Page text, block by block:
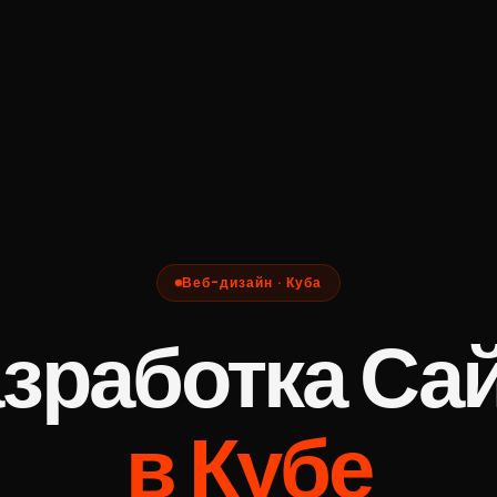
Веб-дизайн · Куба
в Кубе